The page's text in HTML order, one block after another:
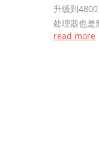
升级到
处理器也
read more